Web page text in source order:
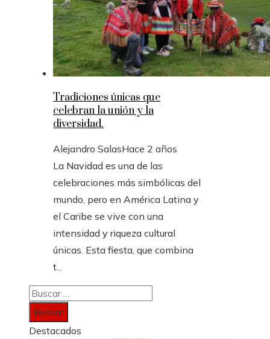
Tradiciones únicas que
celebran la unión y la
diversidad.
Alejandro SalasHace 2 años
La Navidad es una de las
celebraciones más simbólicas del
mundo, pero en América Latina y
el Caribe se vive con una
intensidad y riqueza cultural
únicas. Esta fiesta, que combina
t...
Buscar:
Destacados